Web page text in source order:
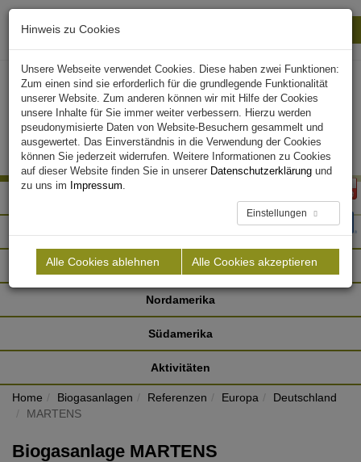
Europa
Nordamerika
Südamerika
Aktivitäten
Home Biogasanlagen Referenzen Europa
Deutschland
MARTENS
Biogasanlage MARTENS
Hinweis zu Cookies
Unsere Webseite verwendet Cookies. Diese haben zwei Funktionen:
Zum einen sind sie erforderlich für die grundlegende Funktionalität
unserer Website. Zum anderen können wir mit Hilfe der Cookies
unsere Inhalte für Sie immer weiter verbessern. Hierzu werden
pseudonymisierte Daten von Website-Besuchern gesammelt und
ausgewertet. Das Einverständnis in die Verwendung der Cookies
können Sie jederzeit widerrufen. Weitere Informationen zu Cookies
auf dieser Website finden Sie in unserer Datenschutzerklärung und
zu uns im Impressum.
Einstellungen
Alle Cookies ablehnen Alle Cookies akzeptieren